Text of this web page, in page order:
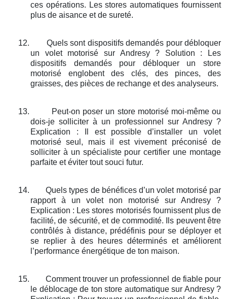
ces opérations. Les stores automatiques fournissent
plus de aisance et de sureté.
12.
Quels sont dispositifs demandés pour débloquer
un volet motorisé sur Andresy ? Solution : Les
dispositifs demandés pour débloquer un store
motorisé englobent des clés, des pinces, des
graisses, des pièces de rechange et des analyseurs.
13.
Peut-on poser un store motorisé moi-même ou
dois-je solliciter à un professionnel sur Andresy ?
Explication : Il est possible d’installer un volet
motorisé seul, mais il est vivement préconisé de
solliciter à un spécialiste pour certifier une montage
parfaite et éviter tout souci futur.
14.
Quels types de bénéfices d’un volet motorisé par
rapport à un volet non motorisé sur Andresy ?
Explication : Les stores motorisés fournissent plus de
facilité, de sécurité, et de commodité. Ils peuvent être
contrôlés à distance, prédéfinis pour se déployer et
se replier à des heures déterminés et améliorent
l’performance énergétique de ton maison.
15.
Comment trouver un professionnel de fiable pour
le déblocage de ton store automatique sur Andresy ?